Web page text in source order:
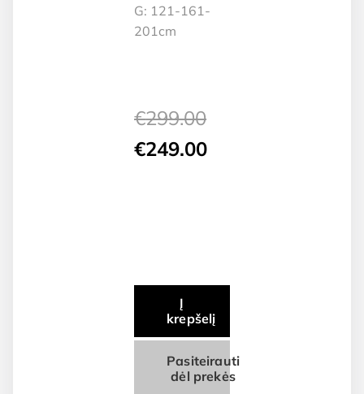
G: 121-161-
201cm
€299.00
Original
€249.00Current
Į
krepšelį
Pasiteirauti
dėl prekės